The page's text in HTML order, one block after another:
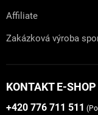
Affiliate
Zakázková výroba
KONTAKT E-SHOP
+420 776 711 511